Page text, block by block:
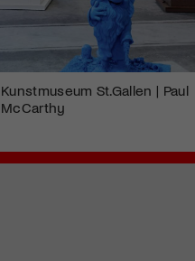
Kunstmuseum St.Gallen | Paul
McCarthy